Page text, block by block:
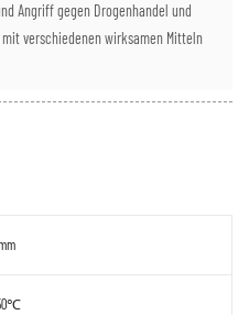
Angriff gegen Drogenhandel und
verschiedenen wirksamen Mitteln